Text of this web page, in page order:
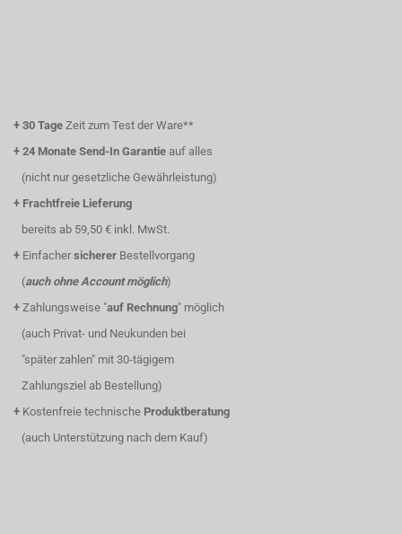
+ 30 Tage Zeit zum Test der Ware**
+ 24 Monate Send-In Garantie auf alles
(nicht nur gesetzliche Gewährleistung)
+ Frachtfreie Lieferung
bereits ab 59,50 € inkl. MwSt.
+ Einfacher sicherer Bestellvorgang
(auch ohne Account möglich)
+ Zahlungsweise "auf Rechnung" möglich
(auch Privat- und Neukunden bei
"später zahlen" mit 30-tägigem
Zahlungsziel ab Bestellung)
+ Kostenfreie technische Produktberatung
(auch Unterstützung nach dem Kauf)